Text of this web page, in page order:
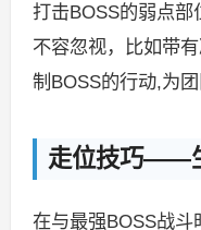
打击BOSS的弱点
不容忽视，比如带
制BOSS的行动,为
走位技巧——
在与最强BOSS战斗